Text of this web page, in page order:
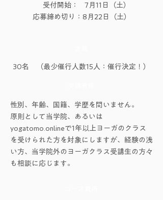
受付開始： 7月11日（土）
応募締め切り：8月22日（土）
30名 （最少催行人数15人：催行決定！）
性別、年齢、国籍、学歴を問いません。
原則として当学院、あるいは
yogatomo.onlineで1年以上ヨーガのクラス
を受けられた方を対象にしますが、経験の浅
い方、当学院外のヨーガクラス受講生の方々
も相談に応じます。